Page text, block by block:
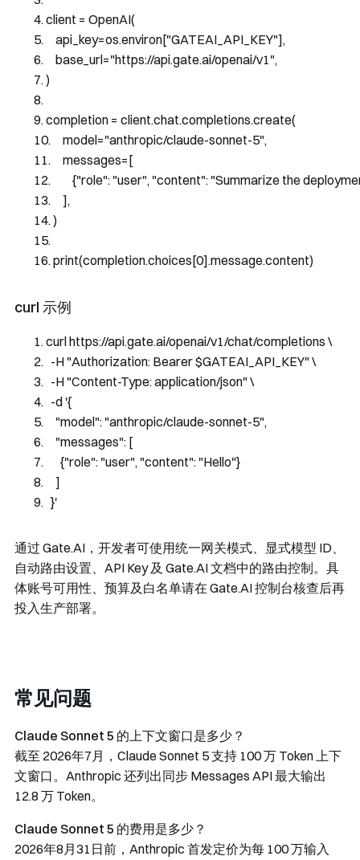
client = OpenAI(
    api_key
=os.environ["GATEAI_API_KEY"],
    base_url
="https://api.gate.ai/openai/v1",
)
completion = client.chat.completions.create(
    model
="anthropic/claude-sonnet-5",
    messages
=[
{"role": "user", "content": "Summarize the
],
)
print(completion.choices[0].message.content)
curl 示例
curl https://api.gate.ai/openai/v1/chat/completions \
-H "Authorization: Bearer $GATEAI_API_KEY" \
-H "Content-Type: application/json" \
-d '{
    "model": "anthropic/claude-sonnet-5",
    "messages": [
      {"role": "user", "content": "Hello"}
    ]
  }'
通过 Gate.AI，开发者可使用统一网关模式、显式模型 ID、
自动路由设置、API Key 及 Gate.AI 文档中的路由控制。具
体账号可用性、预算及白名单请在 Gate.AI 控制台核查后再
投入生产部署。
常见问题
Claude Sonnet 5 的上下文窗口是多少？
截至 2026年7月，Claude Sonnet 5 支持 100 万 Token 上下
文窗口。Anthropic 还列出同步 Messages API 最大输出
12.8 万 Token。
Claude Sonnet 5 的费用是多少？
2026年8月31日前，Anthropic 首发定价为每 100 万输入